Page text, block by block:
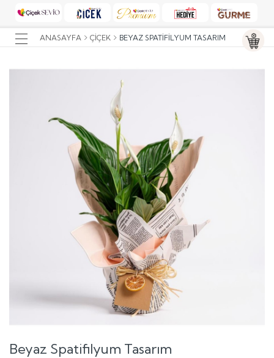
ANASAYFA ÇIÇEK BEYAZ SPATIFILYUM TASARIM
Beyaz Spatifilyum Tasarım